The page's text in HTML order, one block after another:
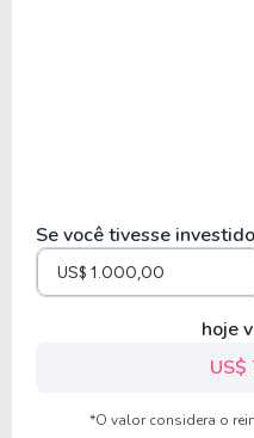
Se você tivesse investido
hoje
*O valor considera o